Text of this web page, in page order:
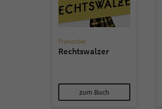
Franzobel
Rechtswalzer
zum Buch